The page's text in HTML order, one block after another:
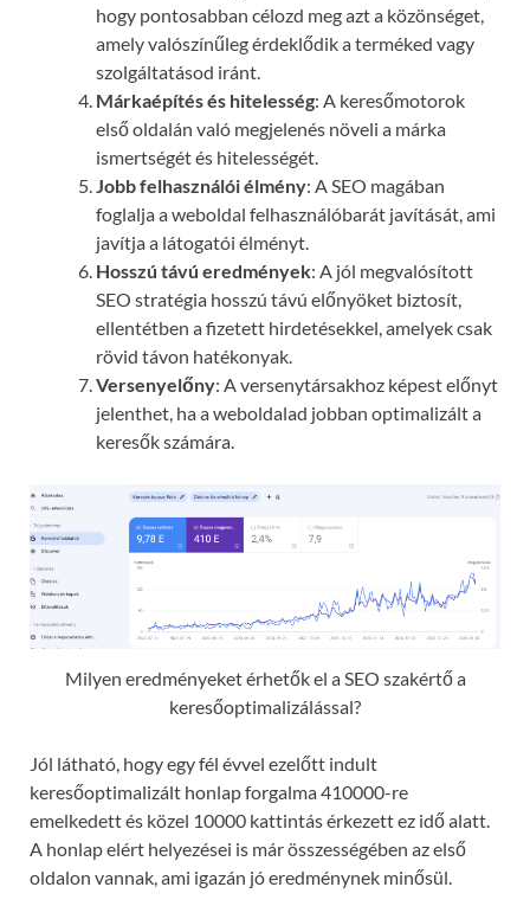
hogy pontosabban célozd meg azt a közönséget,
amely valószínűleg érdeklődik a terméked vagy
szolgáltatásod iránt.
Márkaépítés és hitelesség: A keresőmotorok
első oldalán való megjelenés növeli a márka
ismertségét és hitelességét.
Jobb felhasználói élmény: A SEO magában
foglalja a weboldal felhasználóbarát javítását, ami
javítja a látogatói élményt.
Hosszú távú eredmények: A jól megvalósított
SEO stratégia hosszú távú előnyöket biztosít,
ellentétben a fizetett hirdetésekkel, amelyek csak
rövid távon hatékonyak.
Versenyelőny: A versenytársakhoz képest előnyt
jelenthet, ha a weboldalad jobban optimalizált a
keresők számára.
Milyen eredményeket érhetők el a SEO szakértő a
keresőoptimalizálással?
Jól látható, hogy egy fél évvel ezelőtt indult
keresőoptimalizált honlap forgalma 410000-re
emelkedett és közel 10000 kattintás érkezett ez idő alatt.
A honlap elért helyezései is már összességében az első
oldalon vannak, ami igazán jó eredménynek minősül.